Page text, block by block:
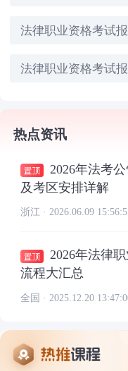
法律职业资格考试
法律职业资格考试
热点资讯
2026年法考
及考区安排详解
浙江 · 2026.06.09
2026年法律
流程大汇总
全国 · 2025.12.20